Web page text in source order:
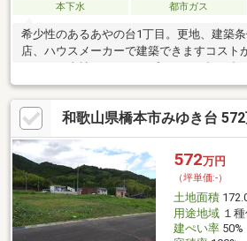
本下水
都市ガス
希少性のあるあやの台1丁目。更地、建築
店、ハウスメーカーで建築できますコスト
頂きます。お気軽にご相談くださいませ。
和歌山県橋本市みゆき台 572
572万円
（坪単価:-）
土地面積
用途地域１種
建ぺい率50%